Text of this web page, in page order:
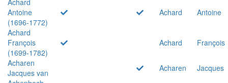
Antoine
(1696-1772)
Achard
Antoine
Achard
François
(1699-1782)
Achard
François
Acharen
Jacques van
Acharen
Jacques